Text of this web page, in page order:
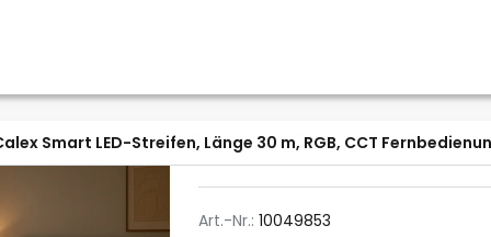
Smart LED-Streifen, Länge 30 m, RGB, CCT
Art.-Nr.: 10049853